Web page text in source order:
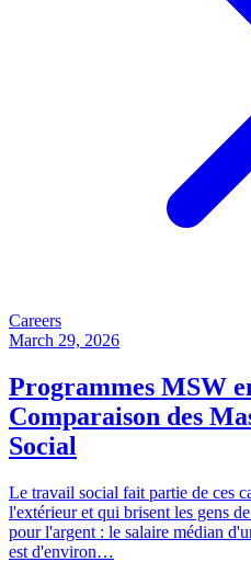
Careers
March 29, 2026
Programmes MSW
Comparaison des
Social
Le travail social fait partie de ces
l'extérieur et qui brisent les gens
pour l'argent : le salaire médian
est d'environ…